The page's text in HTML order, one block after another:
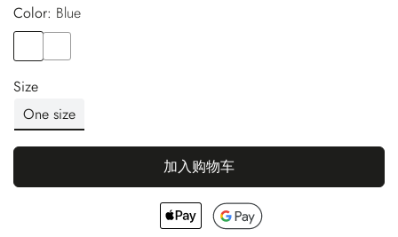
Color:
blue
Size
One size
加入购物车